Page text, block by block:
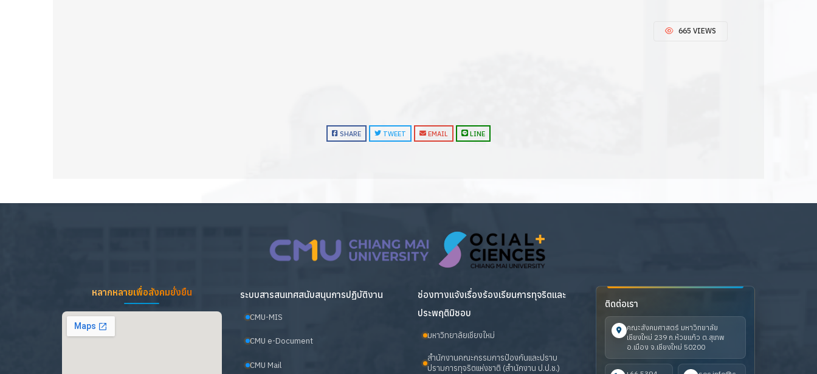
665 VIEWS
SHARE TWEET EMAIL LINE
หลากหลายเพื่อสังคมยั่งยืน ระบบสารสนเทศสนับสนุนการปฏิบัติงาน
CMU-MIS
CMU e-Document
CMU Mail
ช่องทางแจ้งเรื่องร้องเรียนการทุจริตและ
ประพฤติมิชอบ
มหาวิทยาลัยเชียงใหม่
สำนักงานคณะกรรมการป้องกันและปราบ
ปรามการทุจริตแห่งชาติ (สำนักงาน ป.ป.ช.)
ติดต่อเรา
คณะสังคมศาสตร์ มหาวิทยาลัย
เชียงใหม่ 239 ถ.ห้วยแก้ว ต.สุเทพ
อ.เมือง จ.เชียงใหม่ 50200